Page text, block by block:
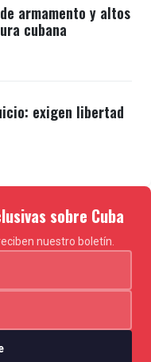
armamento y altos
cubana
exigen libertad
sobre Cuba
nuestro boletín.